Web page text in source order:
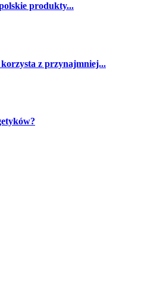
produkty...
z przynajmniej...